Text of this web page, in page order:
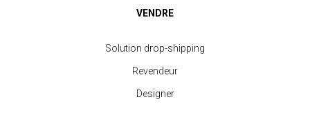
VENDRE
Solution drop-shipping
Revendeur
Designer